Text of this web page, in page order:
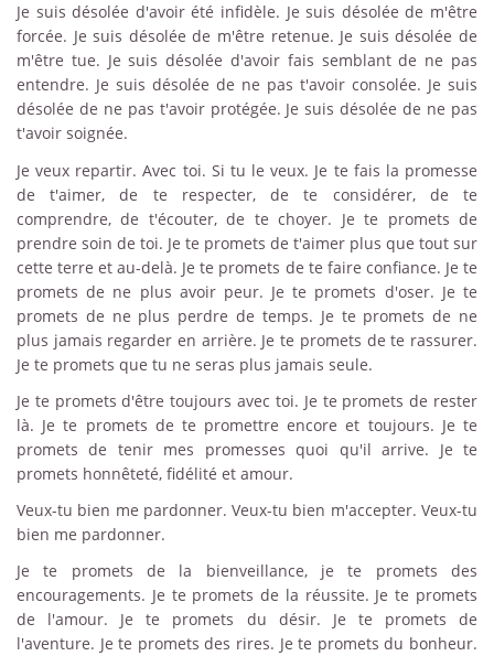
Je suis désolée d'avoir été infidèle. Je suis désolée de m'être
forcée. Je suis désolée de m'être retenue. Je suis désolée de
m'être tue. Je suis désolée d'avoir fais semblant de ne pas
entendre. Je suis désolée de ne pas t'avoir consolée. Je suis
désolée de ne pas t'avoir protégée. Je suis désolée de ne pas
t'avoir soignée.
Je veux repartir. Avec toi. Si tu le veux. Je te fais la promesse
de t'aimer, de te respecter, de te considérer, de te
comprendre, de t'écouter, de te choyer. Je te promets de
prendre soin de toi. Je te promets de t'aimer plus que tout sur
cette terre et au-delà. Je te promets de te faire confiance. Je te
promets de ne plus avoir peur. Je te promets d'oser. Je te
promets de ne plus perdre de temps. Je te promets de ne
plus jamais regarder en arrière. Je te promets de te rassurer.
Je te promets que tu ne seras plus jamais seule.
Je te promets d'être toujours avec toi. Je te promets de rester
là. Je te promets de te promettre encore et toujours. Je te
promets de tenir mes promesses quoi qu'il arrive. Je te
promets honnêteté, fidélité et amour.
Veux-tu bien me pardonner. Veux-tu bien m'accepter. Veux-tu
bien me pardonner.
Je te promets de la bienveillance, je te promets des
encouragements. Je te promets de la réussite. Je te promets
de l'amour. Je te promets du désir. Je te promets de
l'aventure. Je te promets des rires. Je te promets du bonheur.